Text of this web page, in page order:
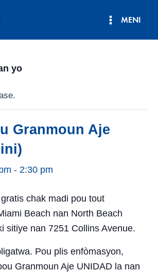
MENI
yo
Granmoun Aje
- 2:30 pm
chak madi pou tout
Beach nan North Beach
sitiye nan 7251 Collins Avenue.
Pou plis enfòmasyon,
Granmoun Aje UNIDAD la nan